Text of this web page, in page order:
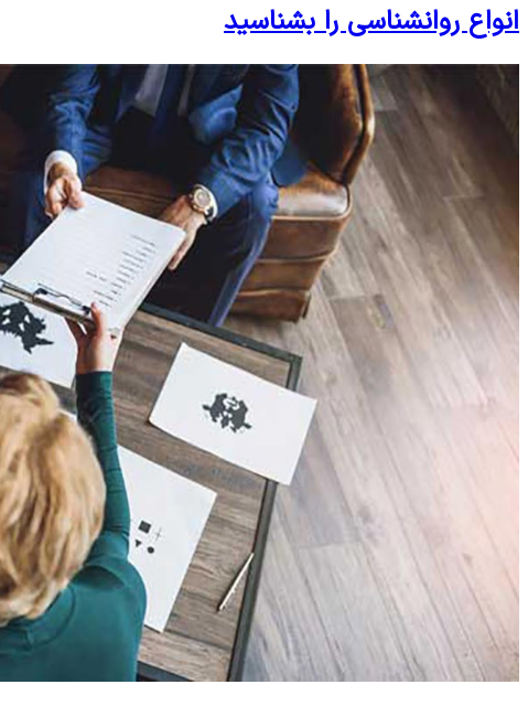
انواع روانشناسی را بشناسید